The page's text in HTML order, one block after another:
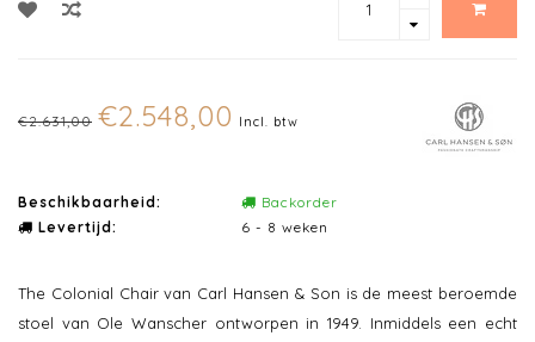
€2.631,00 €2.548,00 Incl. btw
Beschikbaarheid:
Backorder
Levertijd:
6 - 8 weken
The Colonial Chair van Carl Hansen & Son is de meest beroemde
stoel van Ole Wanscher ontworpen in 1949. Inmiddels een echt